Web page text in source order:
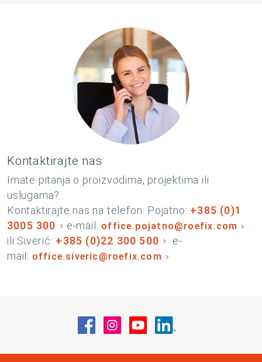
Kontaktirajte nas
Imate pitanja o proizvodima, projektima ili
uslugama?
Kontaktirajte nas na telefon: Pojatno: +385 (0)1
3005 300
e-mail: office.pojatno@roefix.com
ili Siverić: +385 (0)22 300 500
e-
mail: office.siveric@roefix.com
Posjetite nas na Facebook
Posjetite nas na Instagram
Posjetite nas na